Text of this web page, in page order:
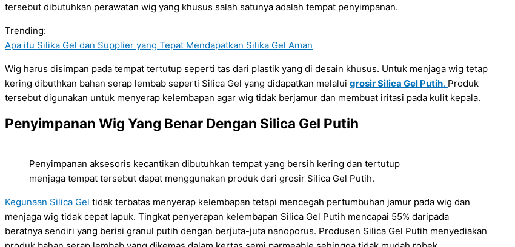
tersebut dibutuhkan perawatan wig yang khusus salah satunya adalah tempat penyimpanan.
Trending:
Apa itu Silika Gel dan Supplier yang Tepat Mendapatkan Silika Gel Aman
Wig harus disimpan pada tempat tertutup seperti tas dari plastik yang di desain khusus. Untuk menjaga wig tetap
kering dibuthkan bahan serap lembab seperti Silica Gel yang didapatkan melalui grosirSilica Gel Putih. Produk
tersebut digunakan untuk menyerap kelembapan agar wig tidak berjamur dan membuat iritasi pada kulit kepala.
Penyimpanan Wig Yang Benar Dengan Silica Gel Putih
Penyimpanan aksesoris kecantikan dibutuhkan tempat yang bersih kering dan tertutup
menjaga tempat tersebut dapat menggunakan produk dari grosir Silica Gel Putih.
Kegunaan Silica Gel tidak terbatas menyerap kelembapan tetapi mencegah pertumbuhan jamur pada wig dan
menjaga wig tidak cepat lapuk. Tingkat penyerapan kelembapan Silica Gel Putih mencapai 55% daripada
beratnya sendiri yang berisi granul putih dengan berjuta-juta nanoporus. Produsen Silica Gel Putih menyediakan